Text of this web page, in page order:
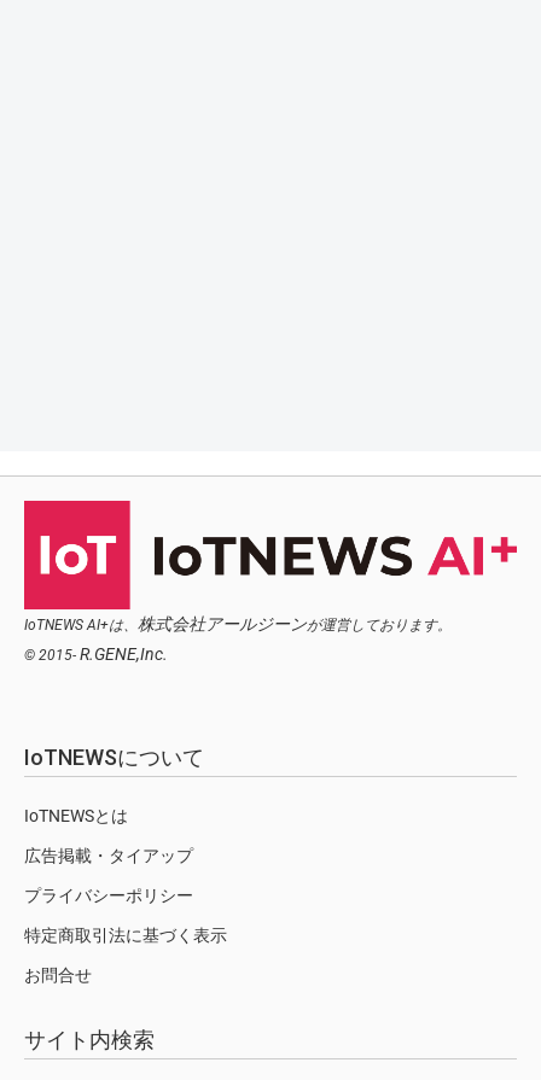
IoTNEWS AI+は、 株式会社アールジーンが運営しております。
© 2015- R.GENE,Inc.
IoTNEWSについて
IoTNEWSとは
広告掲載・タイアップ
プライバシーポリシー
特定商取引法に基づく表示
お問合せ
サイト内検索